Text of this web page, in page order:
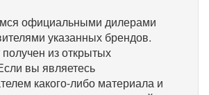
официальными дилерами
указанных брендов.
получен из открытых
вы являетесь
какого-либо материала и